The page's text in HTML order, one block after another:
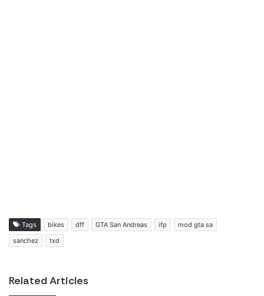
Tags bikes dff GTA San Andreas ifp
mod gta sa
sanchez
txd
Related Articles